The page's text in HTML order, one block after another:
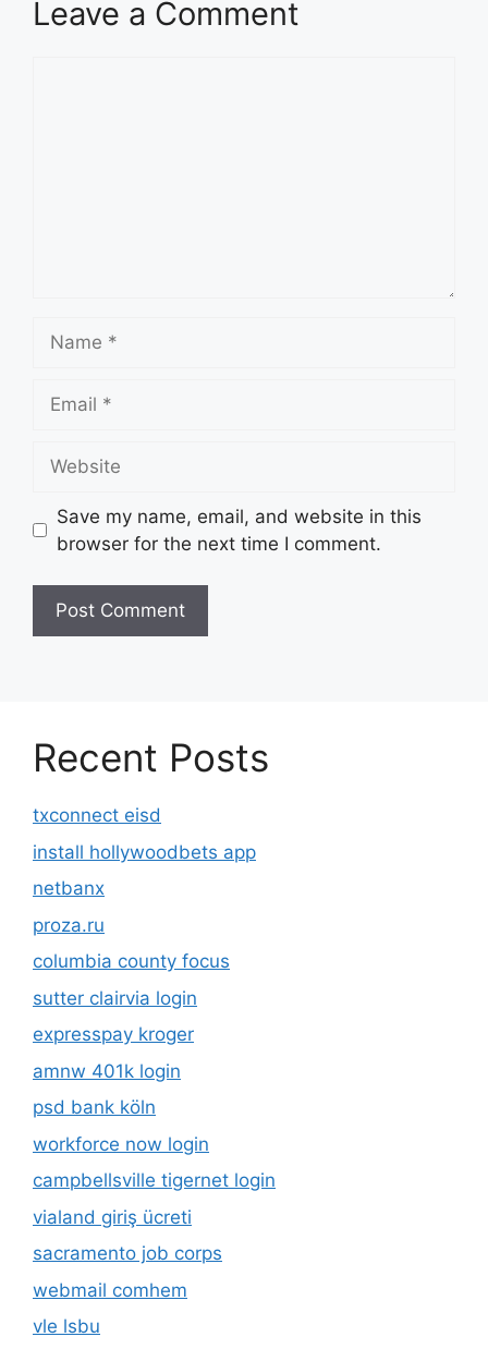
Leave a Comment
Save my name, email, and website in this
browser for the next time I comment.
Recent Posts
txconnect eisd
install hollywoodbets app
netbanx
proza.ru
columbia county focus
sutter clairvia login
expresspay kroger
amnw 401k login
psd bank köln
workforce now login
campbellsville tigernet login
vialand giriş ücreti
sacramento job corps
webmail comhem
vle lsbu